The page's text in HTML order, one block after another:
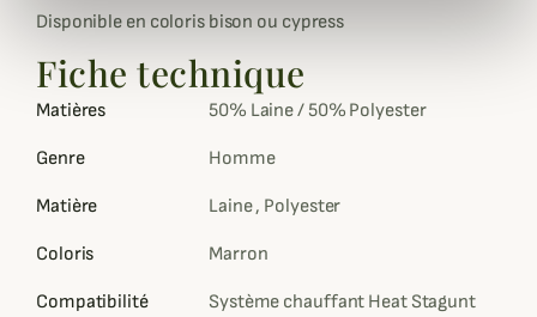
Disponible en coloris bison ou cypress
Fiche technique
Matières 50% Laine / 50% Polyester
Genre Homme
Matière Laine , Polyester
Coloris Marron
Compatibilité Système chauffant Heat Stagunt